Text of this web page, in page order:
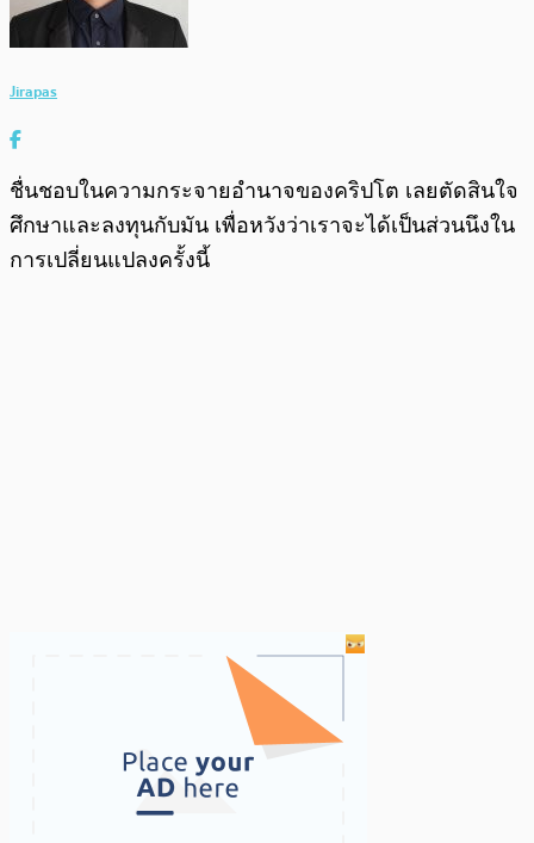
Jirapas
ชื่นชอบในความกระจายอำนาจของคริปโต เลยตัดสินใจ
ศึกษาและลงทุนกับมัน เพื่อหวังว่าเราจะได้เป็นส่วนนึงใน
การเปลี่ยนแปลงครั้งนี้